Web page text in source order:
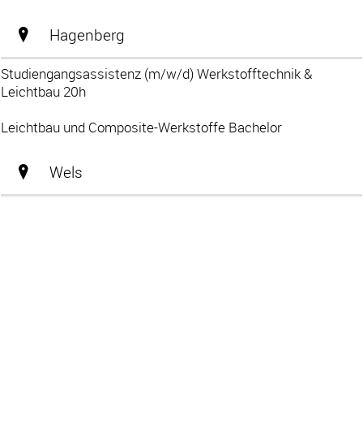
Hagenberg
Studiengangsassistenz (m/w/d) Werkstofftechnik &
Leichtbau 20h
Leichtbau und Composite-Werkstoffe Bachelor
Wels